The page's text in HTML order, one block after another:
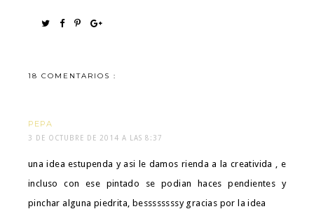
18 COMENTARIOS :
PEPA
3 DE OCTUBRE DE 2014 A LAS 8:37
una idea estupenda y asi le damos rienda a la creativida , e
incluso con ese pintado se podian haces pendientes y
pinchar alguna piedrita, bessssssssy gracias por la idea